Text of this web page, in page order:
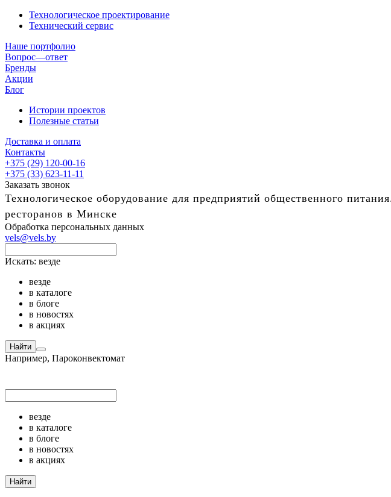
Технологическое проектирование
Технический сервис
Наше портфолио
Вопрос—ответ
Бренды
Акции
Блог
Истории проектов
Полезные статьи
Доставка и оплата
Контакты
+375 (29) 120-00-16
+375 (33) 623-11-11
Заказать звонок
Технологическое оборудование для предприятий общественного
ресторанов в Минске
Обработка персональных данных
vels@vels.by
Искать: везде
везде
в каталоге
в блоге
в новостях
в акциях
Найти
Например, Пароконвектомат
везде
в каталоге
в блоге
в новостях
в акциях
Найти